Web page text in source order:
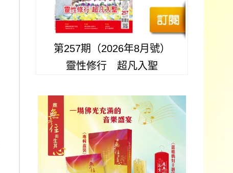
第257期（2026年8月號）
靈性修行 超凡入聖